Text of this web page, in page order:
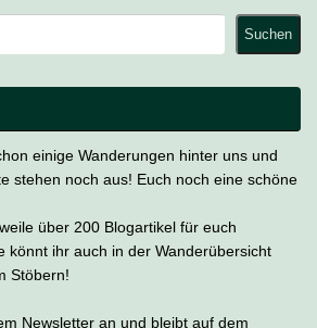
Suchen
einige Wanderungen hinter uns und
stehen noch aus! Euch noch eine schöne
über 200 Blogartikel für euch
könnt ihr auch in der Wanderübersicht
Stöbern!
Newsletter an und bleibt auf dem